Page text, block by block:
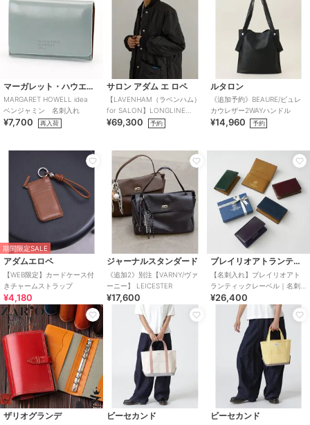
マーガレット・ハウエル アイデア
MARGARET HOWELL idea
ベンジャミン 名刺入れ
¥7,700 再入荷
サロン アダム エ ロペ
【LAVENHAM（ラベンハム）
for SALON】LONGLINE
BOMBER キルティングロ
¥69,300 予約
ルタロン
《追加予約》BEAURE/ビュレ
カウレザー2WAYハンドル
¥14,960 予約
期間限定SALE
アダムエロペ
【WEB限定】カードケース付
きチャームストラップ
¥4,180
ジャーナルスタンダード
《追加2》別注【VARNY/ヴァ
ーニー】 LEICESTER
¥17,600
ブレイリオアトランティックレーベル
【名刺入れ】ブレイリオアト
ランティックレーベル｜名刺
入れ コードバン
¥26,400
ザリオグランデ ビーセカンド ビーセカンド